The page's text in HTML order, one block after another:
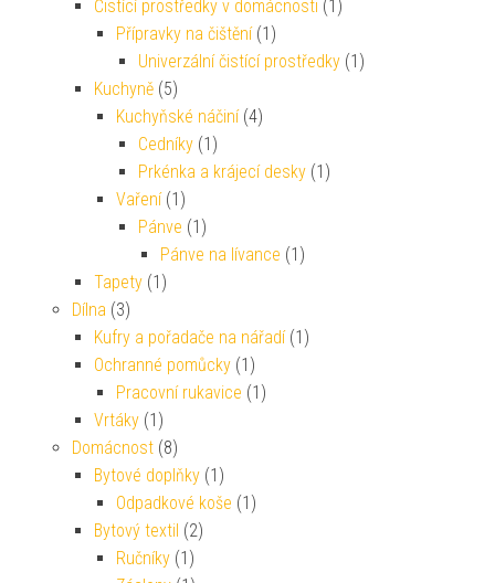
Čistící prostředky v domácnosti (1)
Přípravky na čištění (1)
Univerzální čistící prostředky (1)
Kuchyně (5)
Kuchyňské náčiní (4)
Cedníky (1)
Prkénka a krájecí desky (1)
Vaření (1)
Pánve (1)
Pánve na lívance (1)
Tapety (1)
Dílna (3)
Kufry a pořadače na nářadí (1)
Ochranné pomůcky (1)
Pracovní rukavice (1)
Vrtáky (1)
Domácnost (8)
Bytové doplňky (1)
Odpadkové koše (1)
Bytový textil (2)
Ručníky (1)